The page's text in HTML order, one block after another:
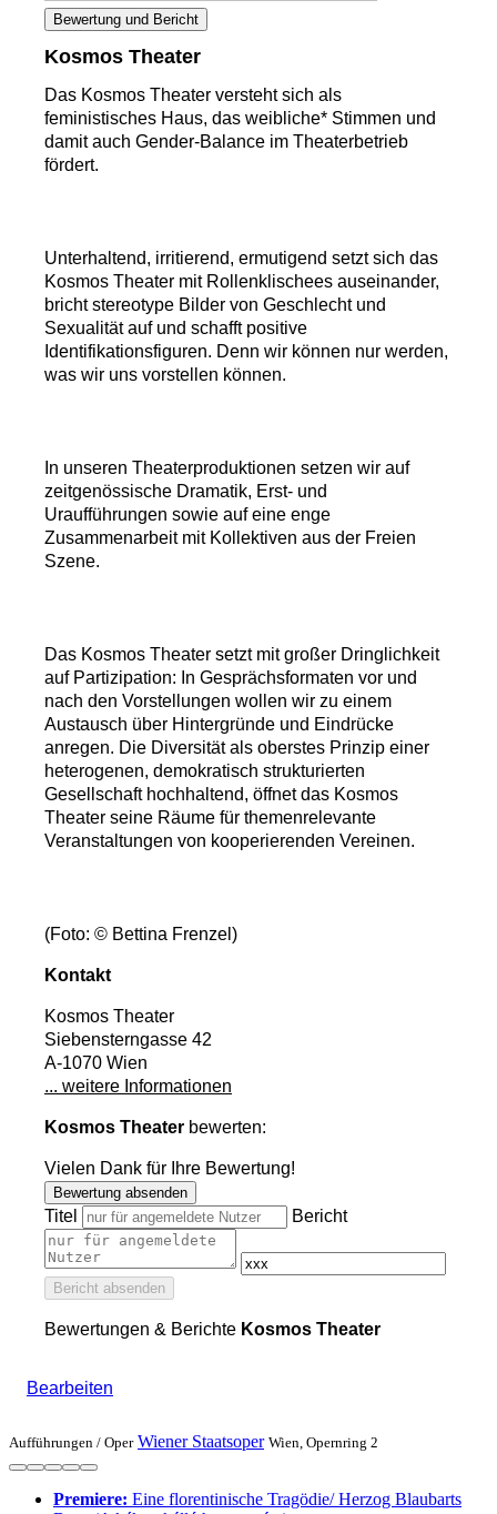
Bewertung und Bericht
Kosmos Theater
Das Kosmos Theater versteht sich als
feministisches Haus, das weibliche* Stimmen und
damit auch Gender-Balance im Theaterbetrieb
fördert.
Unterhaltend, irritierend, ermutigend setzt sich das
Kosmos Theater mit Rollenklischees auseinander,
bricht stereotype Bilder von Geschlecht und
Sexualität auf und schafft positive
Identifikationsfiguren. Denn wir können nur werden,
was wir uns vorstellen können.
In unseren Theaterproduktionen setzen wir auf
zeitgenössische Dramatik, Erst- und
Uraufführungen sowie auf eine enge
Zusammenarbeit mit Kollektiven aus der Freien
Szene.
Das Kosmos Theater setzt mit großer Dringlichkeit
auf Partizipation: In Gesprächsformaten vor und
nach den Vorstellungen wollen wir zu einem
Austausch über Hintergründe und Eindrücke
anregen. Die Diversität als oberstes Prinzip einer
heterogenen, demokratisch strukturierten
Gesellschaft hochhaltend, öffnet das Kosmos
Theater seine Räume für themenrelevante
Veranstaltungen von kooperierenden Vereinen.
(Foto: © Bettina Frenzel)
Kontakt
Kosmos Theater
Siebensterngasse 42
A-1070 Wien
... weitere Informationen
Kosmos Theater bewerten:
Vielen Dank für Ihre Bewertung!
Bewertung absenden
Titel Bericht
Bericht absenden
Bewertungen & Berichte Kosmos Theater
Bearbeiten
Aufführungen / Oper Wiener Staatsoper Wien, Opernring 2
Premiere: Eine floren­tinische Tragödie/ Herzog Blaubarts